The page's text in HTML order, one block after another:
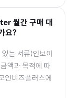
월간구매 대
요?
는 서류(인보이
액과 목적에 따
인비즈플러스에